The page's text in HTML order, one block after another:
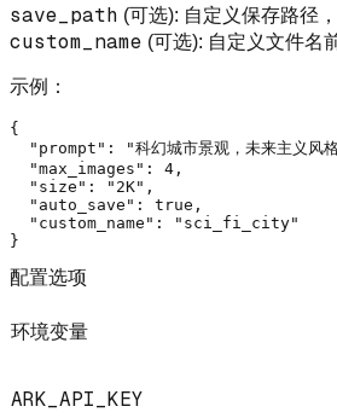
save_path (可选): 自定义保存路径
custom_name (可选): 自定义文件名
示例：
{
"prompt" : "科幻城市景观，未来主义风
"max_images" : 4 ,
"size" : "2K" ,
"auto_save" : true ,
"custom_name" :
"sci_fi_city"
}
配置选项
环境变量
ARK_API_KEY